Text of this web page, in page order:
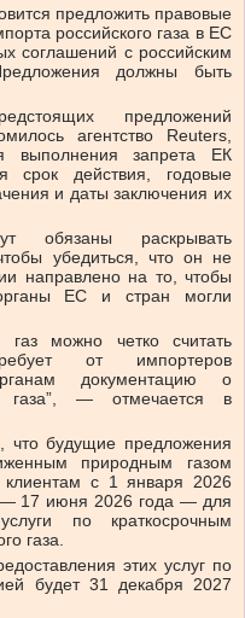
предложить правовые
российского газа в ЕС
соглашений с российским
должны быть
предложений
агентство Reuters,
выполнения запрета ЕК
срок действия, годовые
и даты заключения их
обязаны раскрывать
убедиться, что он не
направлено на то, чтобы
ЕС и стран могли
газ можно четко считать
от импортеров
документацию о
газа”, — отмечается в
что будущие предложения
природным газом
клиентам с 1 января 2026
— 17 июня 2026 года — для
по краткосрочным
газа.
этих услуг по
будет 31 декабря 2027